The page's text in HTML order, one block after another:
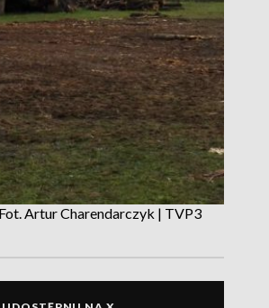
Artur Charendarczyk | TVP3